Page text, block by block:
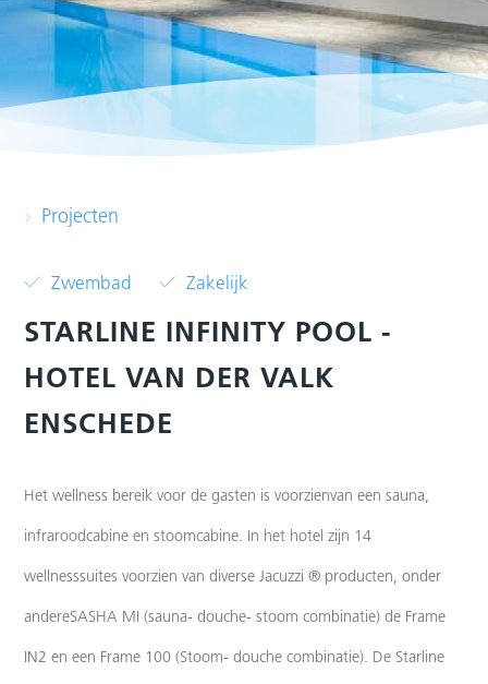
Projecten
Zwembad Zakelijk
STARLINE INFINITY POOL -
HOTEL VAN DER VALK
ENSCHEDE
Het wellness bereik voor de gasten is voorzienvan een sauna,
infraroodcabine en stoomcabine. In het hotel zijn 14
wellnesssuites voorzien van diverse Jacuzzi ® producten, onder
andereSASHA MI (sauna- douche- stoom combinatie) de Frame
IN2 en een Frame 100 (Stoom- douche combinatie). De Starline